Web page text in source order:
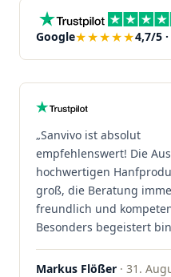
Google★★★★★4,7/5
„Sanvivo ist absolut
empfehlenswert! Die
hochwertigen
groß, die Beratung
freundlich und
Besonders begeistert
der schnellen
alles läuft unkompliziert
Markus Flößer · 31.